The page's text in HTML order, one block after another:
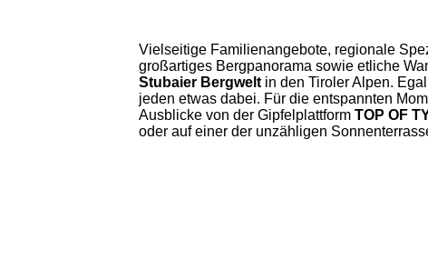
Vielseitige Familienangebote, regionale
großartiges Bergpanorama sowie etliche
Stubaier Bergwelt in den Tiroler Alpen.
jeden etwas dabei. Für die entspannten
Ausblicke von der Gipfelplattform TOP OF
oder auf einer der unzähligen